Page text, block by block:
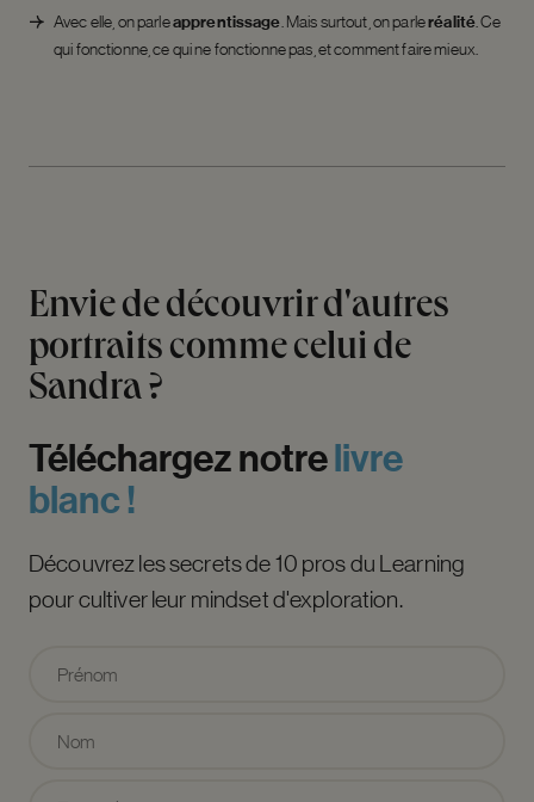
Avec elle, on parleapprentissage. Mais surtout, on parleréalité. Ce
qui fonctionne, ce qui ne fonctionne pas, et comment faire mieux.
Enviededécouvrird'autres
portraitscommecelui de
Sandra?
Téléchargeznotrelivre
blanc!
Découvrez les secrets de 10 pros du Learning
pour cultiver leur mindset d'exploration.